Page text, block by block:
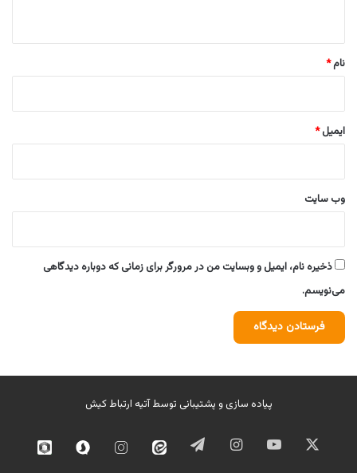
نام*
ایمیل*
وب‌ سایت
ذخیره نام، ایمیل و وبسایت من در مرورگر برای زمانی که دوباره دیدگاهی
می‌نویسم.
پیاده سازی و پشتیبانی توسطآتیه ارتباط کیش
ایکس یوتیوب اینستاگرامتلگرام ایتا اینستاگرامسروش